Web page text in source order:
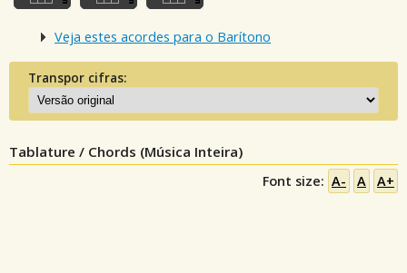
Veja estes acordes para o Barítono
Transpor cifras:
Tablature / Chords (Música Inteira)
Font size: A- A A+